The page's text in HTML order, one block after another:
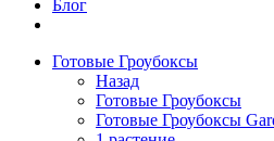
Блог
Готовые Гроубоксы
Назад
Готовые Гроубоксы
Готовые Гроубоксы